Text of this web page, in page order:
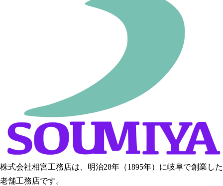
株式会社相宮工務店は、 明治28年（1895年）に岐阜で創業した
老舗工務店です。